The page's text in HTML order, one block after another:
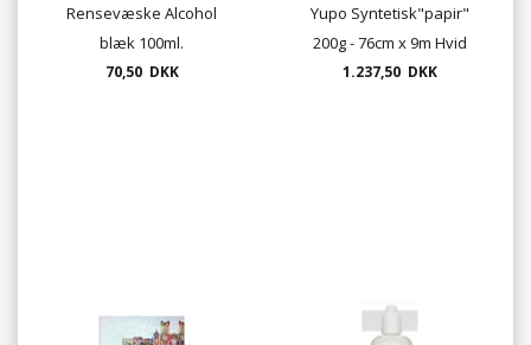
Rensevæske Alcohol
blæk 100ml.
70,50 DKK
Yupo Syntetisk"papir"
200g - 76cm x 9m Hvid
1.237,50 DKK